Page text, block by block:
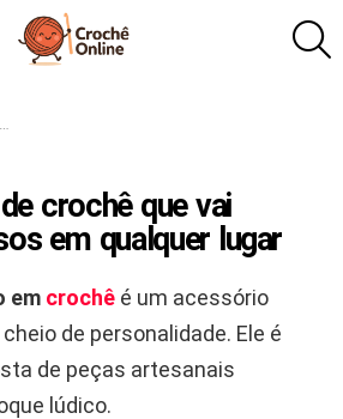
crochê que vai
em qualquer lugar
em crochê é um acessório
de personalidade. Ele é
de peças artesanais
lúdico.